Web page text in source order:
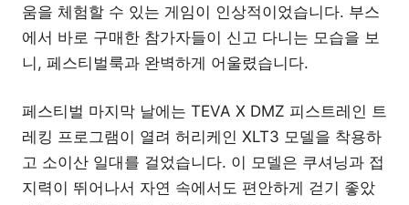
움을 체험할 수 있는 게임이 인상적이었습니다. 부스
에서 바로 구매한 참가자들이 신고 다니는 모습을 보
니, 페스티벌룩과 완벽하게 어울렸습니다.
페스티벌 마지막 날에는 TEVA X DMZ 피스트레인 트
레킹 프로그램이 열려 허리케인 XLT3 모델을 착용하
고 소이산 일대를 걸었습니다. 이 모델은 쿠셔닝과 접
지력이 뛰어나서 자연 속에서도 편안하게 걷기 좋았